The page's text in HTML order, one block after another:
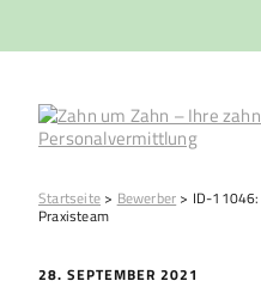
Startseite > Bewerber > ID-11046:
Praxisteam
28. SEPTEMBER 2021